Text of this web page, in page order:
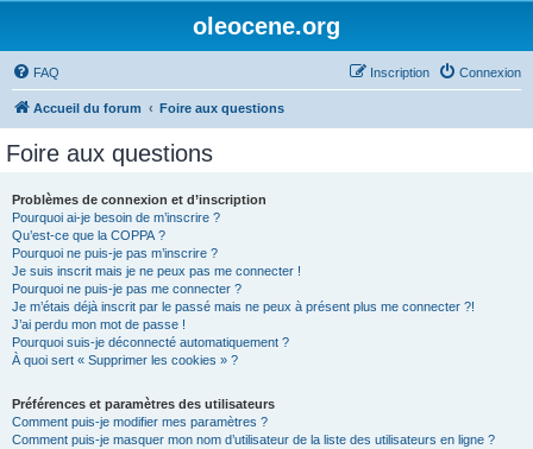
oleocene.org
FAQ Connexion
Inscription
Accueil du forum Foire aux questions
Foire aux questions
Problèmes de connexion et d’inscription
Pourquoi ai-je besoin de m’inscrire ?
Qu’est-ce que la COPPA ?
Pourquoi ne puis-je pas m’inscrire ?
Je suis inscrit mais je ne peux pas me connecter !
Pourquoi ne puis-je pas me connecter ?
Je m’étais déjà inscrit par le passé mais ne peux à présent plus me connecter ?!
J’ai perdu mon mot de passe !
Pourquoi suis-je déconnecté automatiquement ?
À quoi sert « Supprimer les cookies » ?
Préférences et paramètres des utilisateurs
Comment puis-je modifier mes paramètres ?
Comment puis-je masquer mon nom d’utilisateur de la liste des utilisateurs en ligne ?